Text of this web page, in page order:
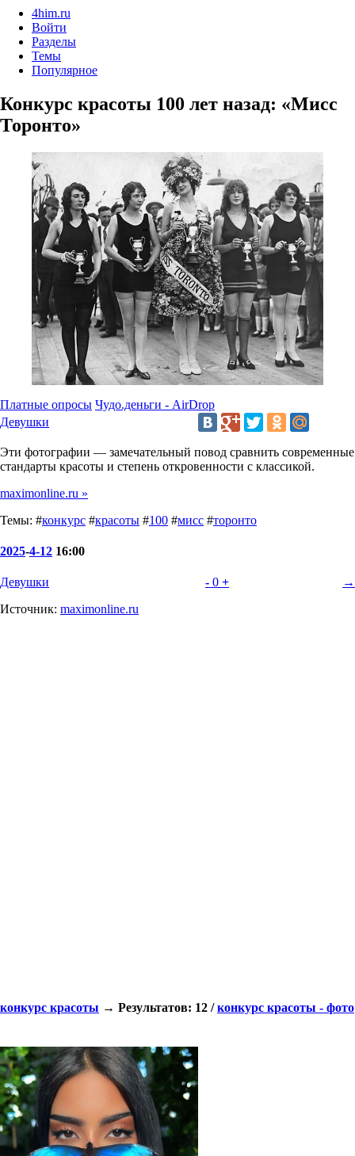
4him.ru
Войти
Разделы
Темы
Популярное
Конкурс красоты 100 лет назад: «Мисс
Торонто»
Платные опросы Чудо.деньги - AirDrop
Девушки
Эти фотографии — замечательный повод сравнить современные
стандарты красоты и степень откровенности с классикой.
maximonline.ru »
Темы: #конкурс #красоты #100 #мисс #торонто
2025-4-12 16:00
Девушки - 0 +
→
Источник: maximonline.ru
конкурс красоты → Результатов: 12 /конкурс красоты - фото